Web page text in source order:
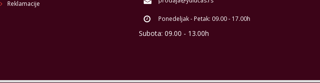
Reklamacije
Ponedeljak - Petak: 09.00 - 17.00h
Subota: 09.00 - 13.00h